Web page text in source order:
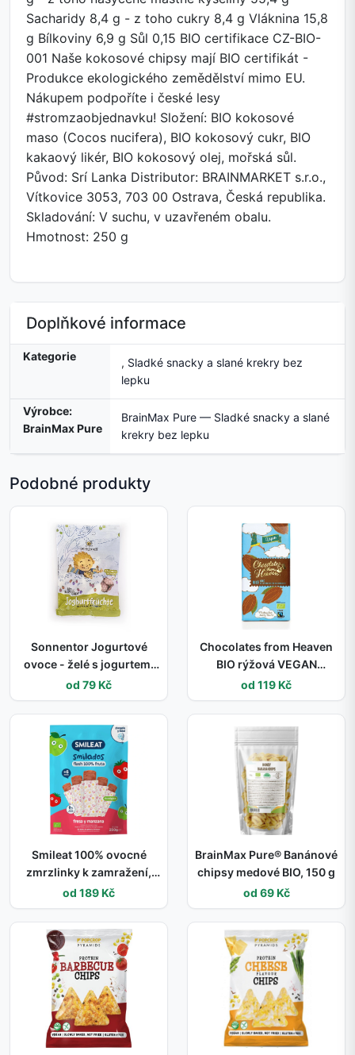
Sacharidy 8,4 g - z toho cukry 8,4 g Vláknina 15,8
g Bílkoviny 6,9 g Sůl 0,15 BIO certifikace CZ-BIO-
001 Naše kokosové chipsy mají BIO certifikát -
Produkce ekologického zemědělství mimo EU.
Nákupem podpoříte i české lesy
#stromzaobjednavku! Složení: BIO kokosové
maso (Cocos nucifera), BIO kokosový cukr, BIO
kakaový likér, BIO kokosový olej, mořská sůl.
Původ: Srí Lanka Distributor: BRAINMARKET s.r.o.,
Vítkovice 3053, 703 00 Ostrava, Česká republika.
Skladování: V suchu, v uzavřeném obalu.
Hmotnost: 250 g
Doplňkové informace
Kategorie , Sladké snacky a slané krekry bez
lepku
Výrobce:
BrainMax Pure
BrainMax Pure — Sladké snacky a slané
krekry bez lepku
Podobné produkty
Sonnentor Jogurtové
ovoce - želé s jogurtem,
BIO, 100 g
od 79 Kč
Chocolates from Heaven
BIO rýžová VEGAN
čokoláda 44%, 100 g
od 119 Kč
Smileat 100% ovocné
zmrzlinky k zamražení,
jahoda a jablko, 250 g
od 189 Kč
BrainMax Pure® Banánové
chipsy medové BIO, 150 g
od 69 Kč